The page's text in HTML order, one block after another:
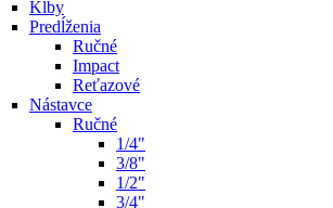
Kĺby
Predĺženia
Ručné
Impact
Reťazové
Nástavce
Ručné
1/4"
3/8"
1/2"
3/4"